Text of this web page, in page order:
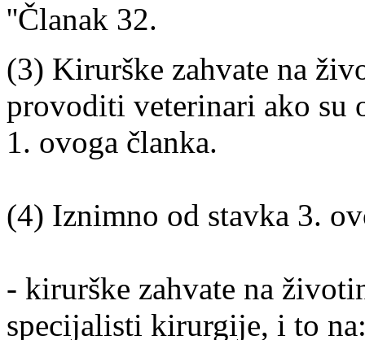
''Članak 32.
(3) Kirurške zahvate na
provoditi veterinari ako su
1. ovoga članka.
(4) Iznimno od stavka 3.
- kirurške zahvate na
specijalisti kirurgije, i to